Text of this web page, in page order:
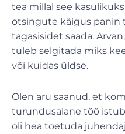
tea millal see
otsingute käigus panin
tagasisidet saada.
tuleb selgitada miks
või kuidas üldse.
Olen aru saanud, et
turundusalane töö
oli hea toetuda